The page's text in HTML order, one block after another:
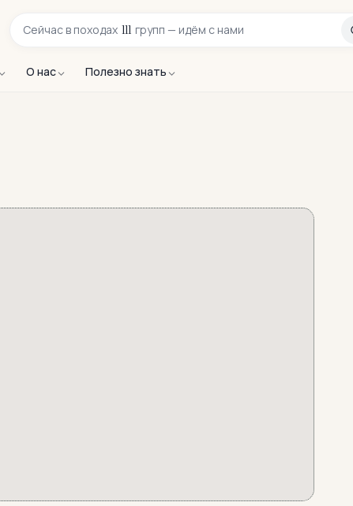
Сейчас в походах 111 групп — идём с нами
О нас Полезно знать